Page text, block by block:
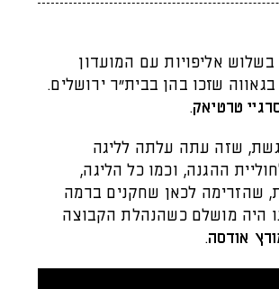
בשלוש אליפויות עם המועדון
שזכו בהן בבית"ר ירושלים.
טרטיאק.
שזה עתה עלתה לליגה
ההגנה, וכמו כל הליגה,
שהזרימה לכאן שחקנים ברמה
היה מושלם כשהנהלת הקבוצה
אודסה.